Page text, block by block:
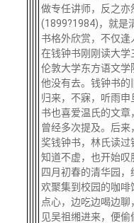
做专任讲师，反之亦
(1899?1984)，就是
书格外欣赏，不仅逢
在钱钟书刚刚读大学
伦敦大学东方语文学
他没有去。钱钟书
归来，不寐，听雨
书也喜爱温氏的文章
曾经多次提及。后
奖钱钟书，林氏读过
知道不虚，也开始叹
四月初春的清华园
欢聚集到校园的咖
点心，边吃边喝边
见吴祖缃进来，便